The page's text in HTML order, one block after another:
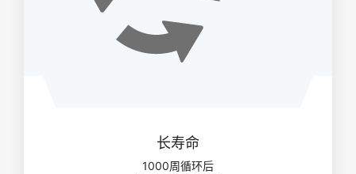
长寿命
1000周循环后